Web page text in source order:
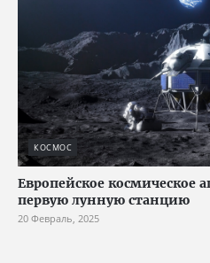
КОСМОС
Европейское космическое
первую лунную станцию
20 Февраль, 2025